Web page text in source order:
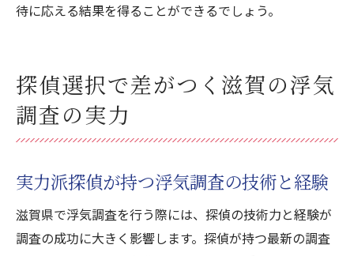
待に応える結果を得ることができるでしょう。
探偵選択で差がつく滋賀の浮気
調査の実力
実力派探偵が持つ浮気調査の技術と経験
滋賀県で浮気調査を行う際には、探偵の技術力と経験が
調査の成功に大きく影響します。探偵が持つ最新の調査